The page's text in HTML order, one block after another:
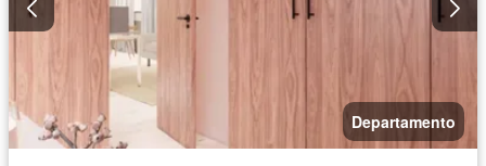
Departamento